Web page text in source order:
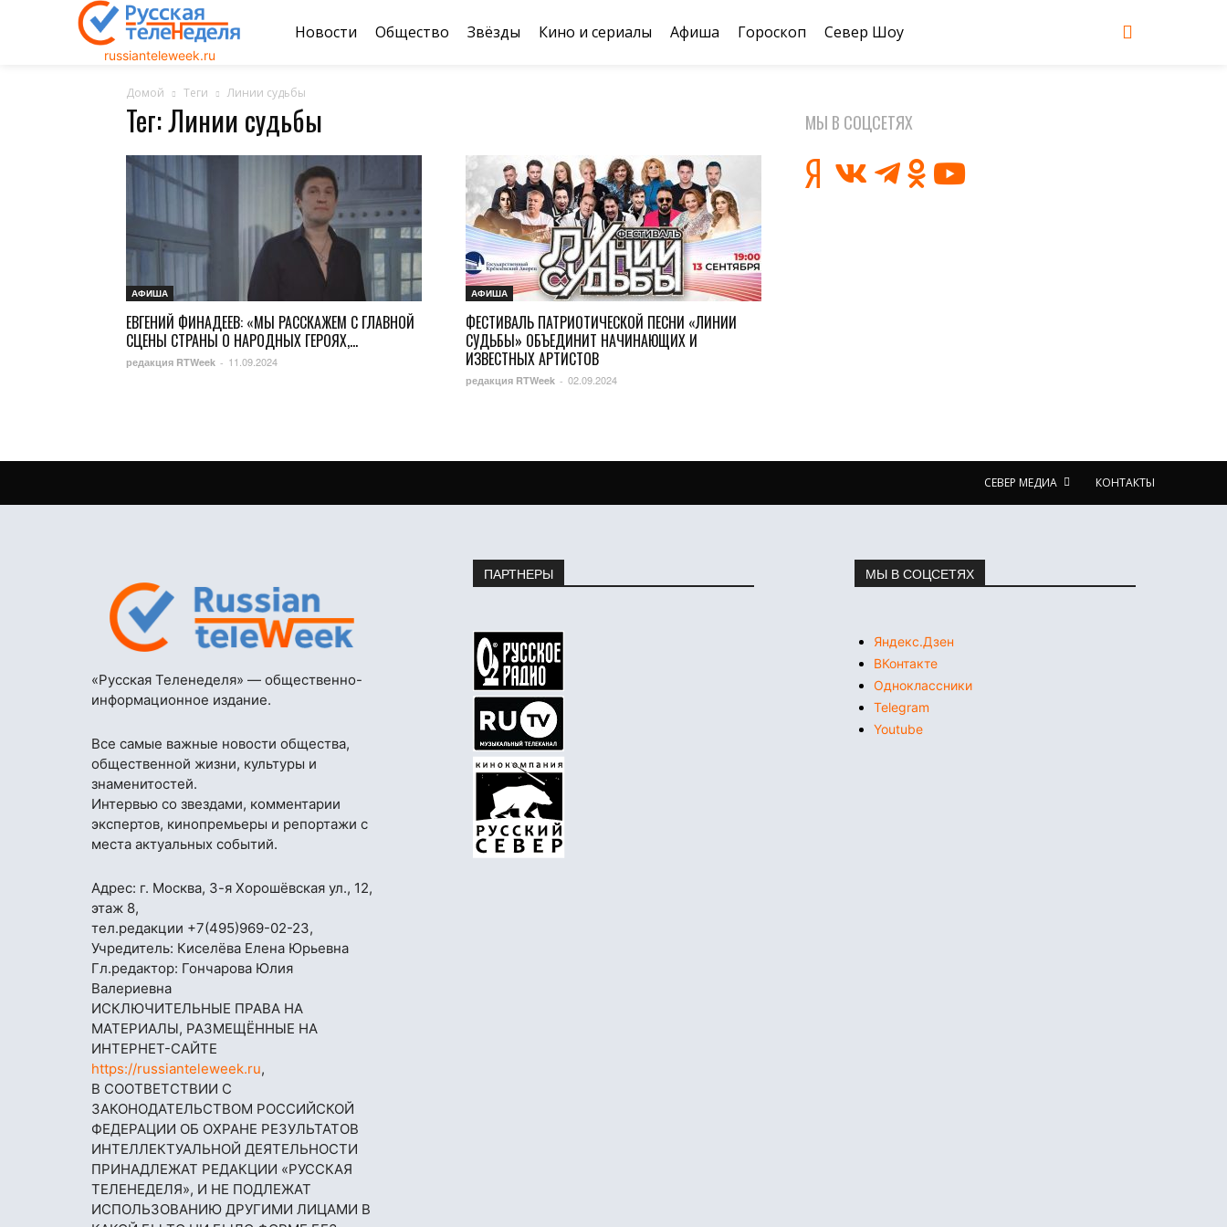
russianteleweek.ru
Новости Общество Звёзды Кино и сериалы Афиша Гороскоп Север Шоу
Домой Теги Линии судьбы
Тег: Линии судьбы
АФИША
ЕВГЕНИЙ ФИНАДЕЕВ: «МЫ РАССКАЖЕМ С ГЛАВНОЙ
СЦЕНЫ СТРАНЫ О НАРОДНЫХ ГЕРОЯХ,...
редакция RTWeek - 11.09.2024
АФИША
ФЕСТИВАЛЬ ПАТРИОТИЧЕСКОЙ ПЕСНИ «ЛИНИИ
СУДЬБЫ» ОБЪЕДИНИТ НАЧИНАЮЩИХ И
ИЗВЕСТНЫХ АРТИСТОВ
редакция RTWeek - 02.09.2024
МЫ В СОЦСЕТЯХ
СЕВЕР МЕДИА КОНТАКТЫ
«Русская Теленеделя» — общественно-
информационное издание.
Все самые важные новости общества,
общественной жизни, культуры и
знаменитостей.
Интервью со звездами, комментарии
экспертов, кинопремьеры и репортажи с
места актуальных событий.
Адрес: г. Москва, 3-я Хорошёвская ул., 12,
этаж 8,
тел.редакции +7(495)969-02-23,
Учредитель: Киселёва Елена Юрьевна
Гл.редактор: Гончарова Юлия
Валериевна
ИСКЛЮЧИТЕЛЬНЫЕ ПРАВА НА
МАТЕРИАЛЫ, РАЗМЕЩЁННЫЕ НА
ИНТЕРНЕТ-САЙТЕ
https://russianteleweek.ru,
В СООТВЕТСТВИИ С
ЗАКОНОДАТЕЛЬСТВОМ РОССИЙСКОЙ
ФЕДЕРАЦИИ ОБ ОХРАНЕ РЕЗУЛЬТАТОВ
ИНТЕЛЛЕКТУАЛЬНОЙ ДЕЯТЕЛЬНОСТИ
ПРИНАДЛЕЖАТ РЕДАКЦИИ «РУССКАЯ
ТЕЛЕНЕДЕЛЯ», И НЕ ПОДЛЕЖАТ
ИСПОЛЬЗОВАНИЮ ДРУГИМИ ЛИЦАМИ В
ПАРТНЕРЫ МЫ В СОЦСЕТЯХ
Яндекс.Дзен
ВКонтакте
Одноклассники
Telegram
Youtube